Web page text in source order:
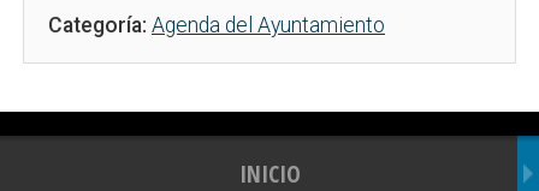
Categoría: Agenda del Ayuntamiento
INICIO